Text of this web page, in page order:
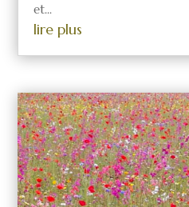
et...
lire plus